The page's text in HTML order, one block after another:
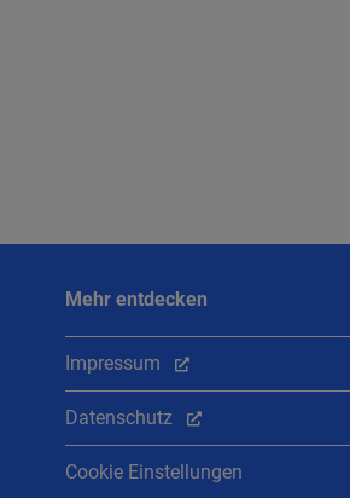
Mehr entdecken
Impressum
Datenschutz
Cookie Einstellungen